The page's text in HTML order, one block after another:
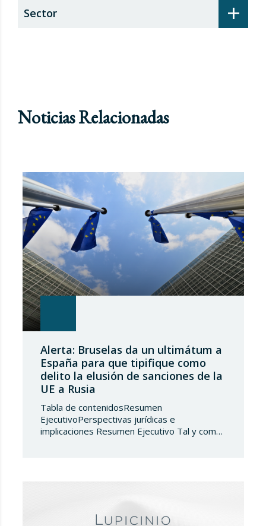
+
Sector
Noticias Relacionadas
Alerta: Bruselas da un ultimátum a
España para que tipifique como
delito la elusión de sanciones de la
UE a Rusia
Tabla de contenidosResumen
EjecutivoPerspectivas jurídicas e
implicaciones Resumen Ejecutivo Tal y como
transposición de la…